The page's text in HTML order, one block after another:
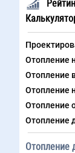
Отопление
Отопление
Отопление
Отопление
Отопление
Отопление